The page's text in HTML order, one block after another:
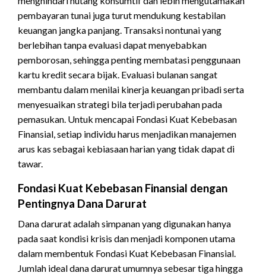
pembayaran tunai juga turut mendukung kestabilan
keuangan jangka panjang. Transaksi nontunai yang
berlebihan tanpa evaluasi dapat menyebabkan
pemborosan, sehingga penting membatasi penggunaan
kartu kredit secara bijak. Evaluasi bulanan sangat
membantu dalam menilai kinerja keuangan pribadi serta
menyesuaikan strategi bila terjadi perubahan pada
pemasukan. Untuk mencapai Fondasi Kuat Kebebasan
Finansial, setiap individu harus menjadikan manajemen
arus kas sebagai kebiasaan harian yang tidak dapat di
tawar.
Fondasi Kuat Kebebasan Finansial dengan
Pentingnya Dana Darurat
Dana darurat adalah simpanan yang digunakan hanya
pada saat kondisi krisis dan menjadi komponen utama
dalam membentuk Fondasi Kuat Kebebasan Finansial.
Jumlah ideal dana darurat umumnya sebesar tiga hingga